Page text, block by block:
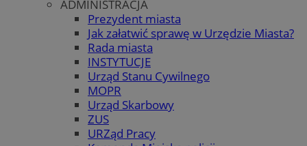
ADMINISTRACJA
Prezydent miasta
Jak załatwić sprawę w Urzędzie Miasta?
Rada miasta
INSTYTUCJE
Urząd Stanu Cywilnego
MOPR
Urząd Skarbowy
ZUS
URZąd Pracy